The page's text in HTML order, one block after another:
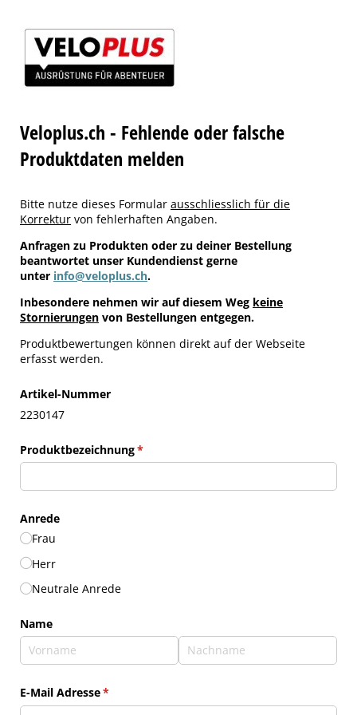
Veloplus.ch - Fehlende oder falsche
Produktdaten melden
Bitte nutze dieses Formular ausschliesslich für die
Korrektur von fehlerhaften Angaben.
Anfragen zu Produkten oder zu deiner Bestellung
beantwortet unser Kundendienst gerne
unter info@veloplus.ch.
Inbesondere nehmen wir auf diesem Weg keine
Stornierungen von Bestellungen entgegen.
Produktbewertungen können direkt auf der Webseite
erfasst werden.
Artikel-Nummer
2230147
Produktbezeichnung*
(erforderlich)
Anrede
Frau
Herr
Neutrale Anrede
Name
E-Mail Adresse*
(erforderlich)